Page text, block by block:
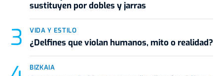
sustituyen por dobles y jarras
VIDA Y ESTILO
¿Delfines que violan humanos, mito o realidad?
BIZKAIA